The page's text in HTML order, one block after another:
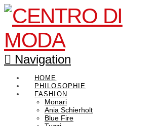
Navigation
HOME
PHILOSOPHIE
FASHION
Monari
Ania Schierholt
Blue Fire